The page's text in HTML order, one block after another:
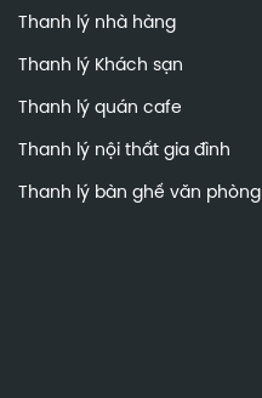
Thanh lý nhà hàng
Thanh lý Khách sạn
Thanh lý quán cafe
Thanh lý nội thất gia đình
Thanh lý bàn ghế văn phòng